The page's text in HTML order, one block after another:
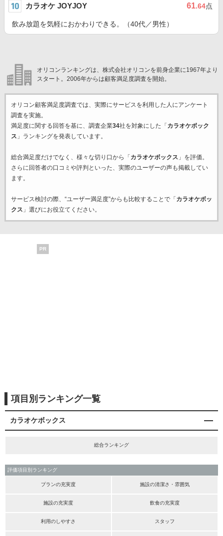
カラオケ JOYJOY 61.64点
飲み放題を気軽におかわりできる。（40代／男性）
オリコンランキングは、株式会社オリコンを前身企業に1967年より
スタート。2006年からは顧客満足度調査を開始。
オリコン顧客満足度調査では、実際にサービスを利用した 人にアンケート
調査を実施。
満足度に関する回答を基に、調査企業34社を対象にした「 カラオケボック
ス 」ランキングを発表しています。
総合満足度だけでなく、様々な切り口から「 カラオケボックス 」を評価。
さらに回答者の口コミや評判といった、実際のユーザーの声も掲載してい
ます。
サービス検討の際、“ユーザー満足度”からも比較することで「 カラオケボッ
クス 」選びにお役立てください。
PR
項目別ランキング一覧
カラオケボックス
総合ランキング
評価項目別ランキング
プランの充実度 施設の清潔さ・雰囲気
施設の充実度 飲食の充実度
利用のしやすさ スタッフ